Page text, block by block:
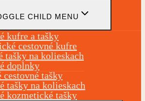
CHILD MENU
kufre a tašky
cestovné kufre
tašky na kolieskach
doplnky
cestovné tašky
tašky na kolieskach
kozmetické tašky